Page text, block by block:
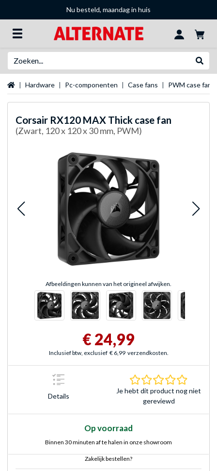
Nu besteld, maandag in huis
Startpagina
Hardware Pc-componenten Case fans PWM case fans
Corsair RX120 MAX Thick case fan
(Zwart, 120 x 120 x 30 mm, PWM)
Afbeeldingen kunnen van het origineel afwijken.
€ 24,99
Inclusief btw, exclusief € 6,99 verzendkosten.
Details
Je hebt dit product nog niet
gereviewd
Op voorraad
Binnen 30 minuten af te halen in onze showroom
Zakelijk bestellen?